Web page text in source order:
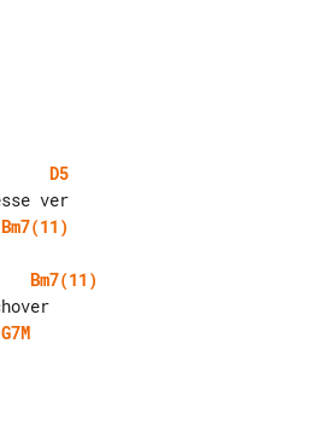
D5
Bm7(11)
Bm7(11)
G7M